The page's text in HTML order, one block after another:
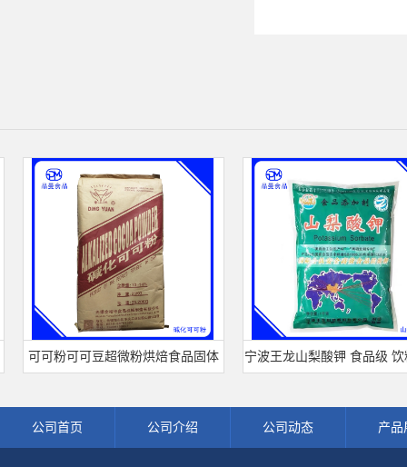
可粉可可豆超微粉烘焙食品固体 宁波王龙山梨酸钾 食品级 饮料面
公司首页 公司介绍 公司动态 产品